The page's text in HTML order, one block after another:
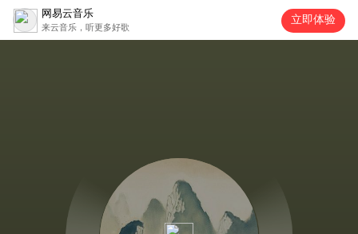
网易云音乐
来云音乐，听更多好歌
立即体验